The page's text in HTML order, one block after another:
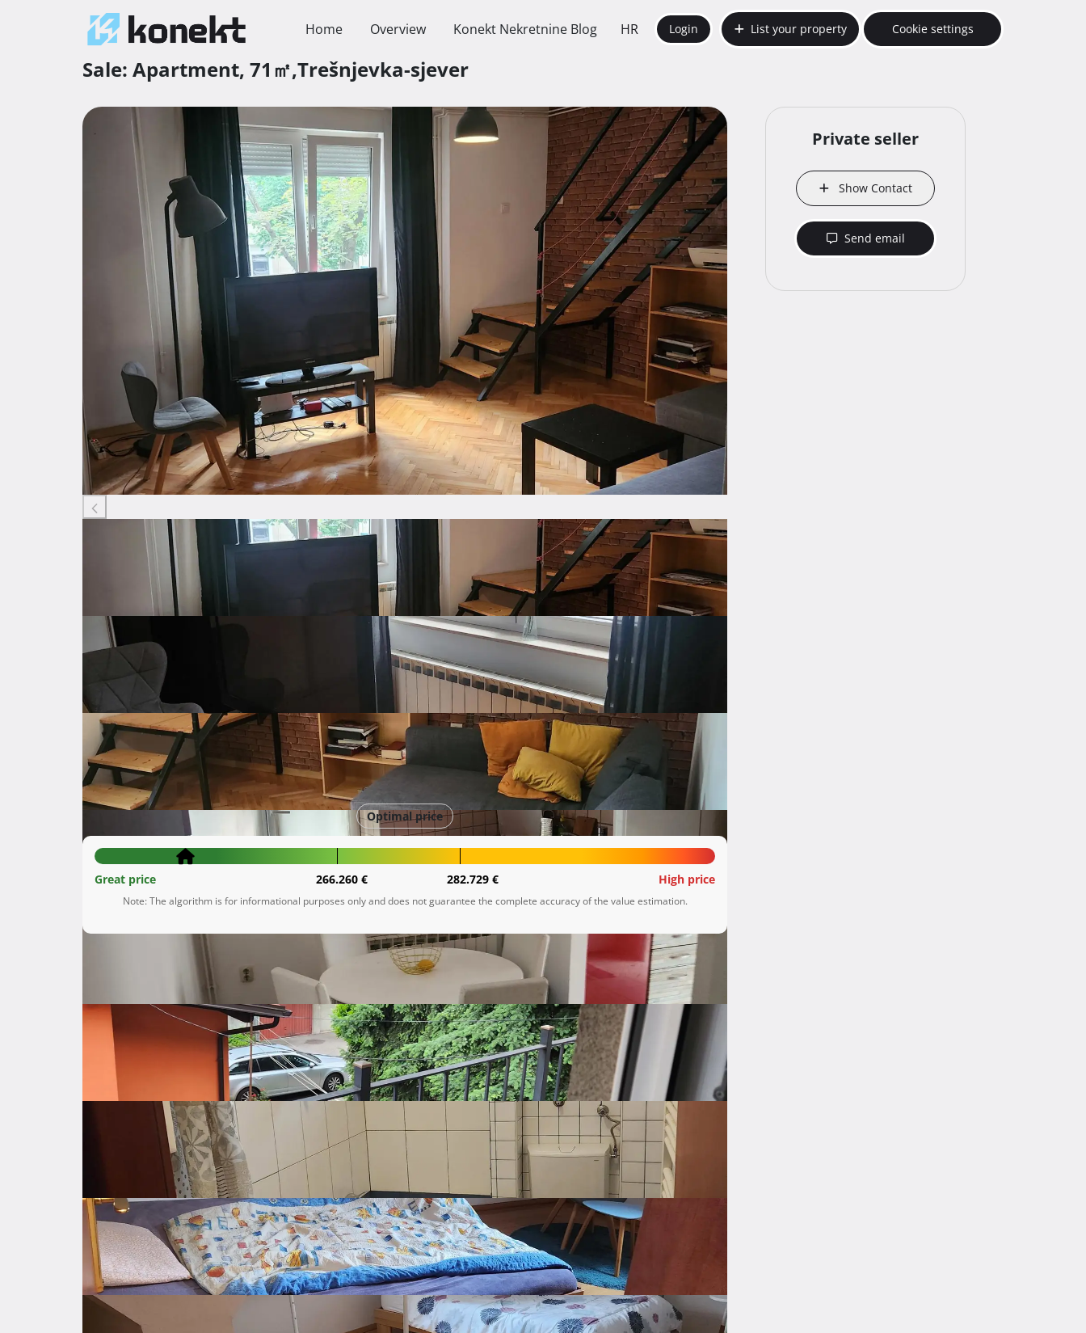
Home Overview Konekt Nekretnine Blog HR Login List your property Cookie settings
Sale: Apartment, 71㎡,Trešnjevka-sjever
Listing ID: 52071789
Trešnjevka-sjever
Grad Zagreb
215.000 €
Optimal price
Great price 266.260 € 282.729 € High price
Note: The algorithm is for informational purposes only and does not guarantee the complete accuracy of the value estimation.
Prodaje se trosoban stan na atraktivnoj lokaciji u zagrebačkoj Trešnjevci, savršen za obiteljski život ili kao
investicija. Stan se nalazi na prvom katu stambene zgrade iz 1972. godine i prostire se na 71 m².
Ključne značajke:
Stan je dvoetažan, zauzima 1. i 2. kat
Lokacija: Smješten u blizini škola, vrtića, trgovina i javnog prijevoza, pruža praktičnost urbanog života.
Stanje: Stan je održavan i useljiv, ali ostavlja prostor za eventualnu adaptaciju kako biste ga uredili prema
Ako tražite ugodan dom na odličnoj lokaciji ili priliku za ulaganje, ovaj stan vrijedi pogledati.
Show more
Basic features
General info about the listing
Price
215.000 €
Price per square
meter
3.028 €
Surface area
71 ㎡
Gross surface
Listing details
Number of bedrooms
2
Number of
bathrooms
1
Number of kitchens
1
Number of living
1
Private seller
Show Contact
Send email